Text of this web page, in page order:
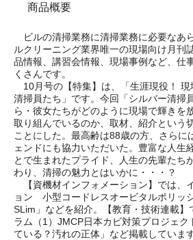
商品概要
ビルの清掃業務に清掃業務に必要なあ
ルクリーニング業界唯一の現場向け月刊
品情報、講習会情報、現場事例など、仕
くさんです。
10月号の【特集】は、「生涯現役！ 現
清掃員たち」です。今回「シルバー清掃
ら・彼女たちがどのように現場で輝きを
取り組んでいるのか、取材、紹介という
ことにした。最高齢は88歳の方、さらに
ェンドにも協力いただいた。豊富な人生
とで生まれたプライド、人生の先輩たち
わり、清掃の魅力とはいかに・・・？
【資機材インフォメーション】では、
ョン 小型コードレスオービタルポリッ
SLim」などを紹介。【教育・技術連載】
ラム（1）JMCP日本カビ対策プロジェ
ている？汚れの正体」など掲載しています